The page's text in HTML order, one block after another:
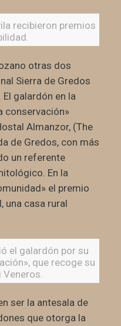
recibieron premios
otras dos
Sierra de Gredos
galardón en la
conservación»
Almanzor, (The
de Gredos, con más
un referente
En la
el premio
una casa rural
el galardón por su
que recoge su
ser la antesala de
que otorga la